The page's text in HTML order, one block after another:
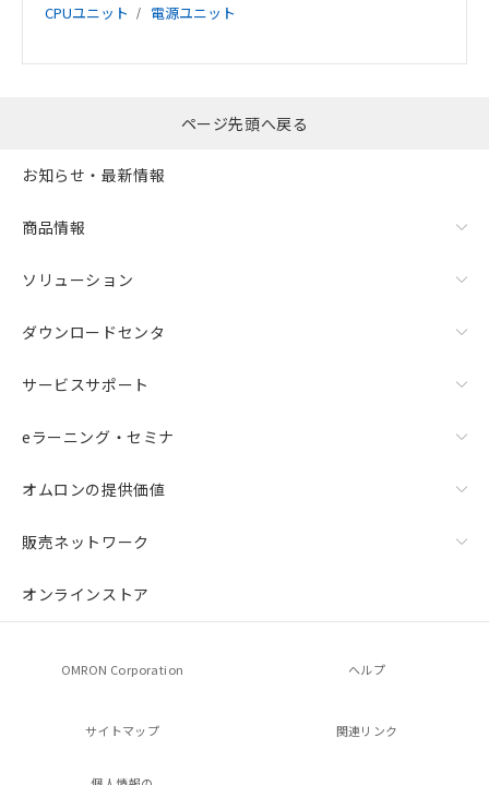
CPUユニット 電源ユニット
ページ先頭へ戻る
お知らせ・最新情報
商品情報
ソリューション
ダウンロードセンタ
サービスサポート
eラーニング・セミナ
オムロンの提供価値
販売ネットワーク
オンラインストア
OMRON Corporation ヘルプ
サイトマップ 関連リンク